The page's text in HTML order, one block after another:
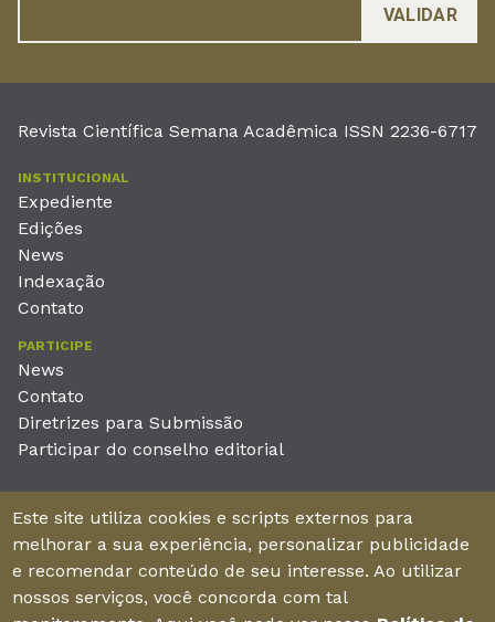
Revista Científica Semana Acadêmica ISSN 2236-6717
INSTITUCIONAL
Expediente
Edições
News
Indexação
Contato
PARTICIPE
News
Contato
Diretrizes para Submissão
Participar do conselho editorial
Unieducar Inteligência Educacional Ltda
CNPJ: 05.569.970/0001-26
Av. Desembargador Moreira, No. 2001 – 11º andar - Bairro
Aldeota
Este site utiliza cookies e scripts externos para
melhorar a sua experiência, personalizar publicidade
e recomendar conteúdo de seu interesse. Ao utilizar
nossos serviços, você concorda com tal